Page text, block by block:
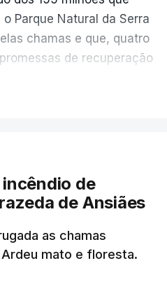
Parque Natural da Serra
chamas e que, quatro
de recuperação
NESTE
de
de Ansiães
as chamas
mato e floresta.